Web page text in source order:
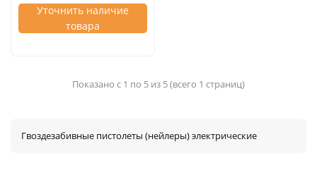
Уточнить наличие
товара
Показано с 1 по 5 из 5 (всего 1 страниц)
Гвоздезабивные пистолеты (нейлеры) электрические